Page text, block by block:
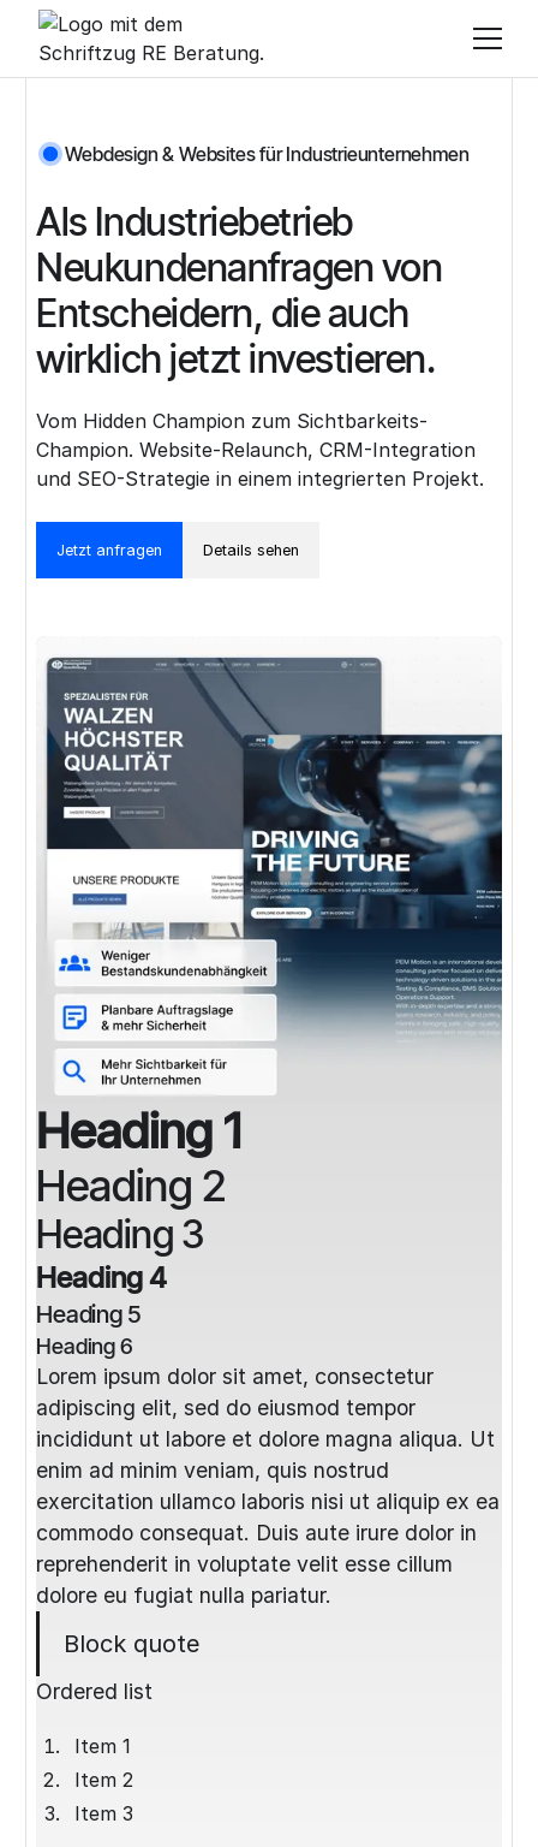
Webdesign & Websites für Industrieunternehmen
Als Industriebetrieb
Neukundenanfragen von
Entscheidern, die auch
wirklich jetzt investieren.
Vom Hidden Champion zum Sichtbarkeits-
Champion. Website-Relaunch, CRM-Integration
und SEO-Strategie in einem integrierten Projekt.
Jetzt anfragen Details sehen
Heading 1
Heading 2
Heading 3
Heading 4
Heading 5
Heading 6
Lorem ipsum dolor sit amet, consectetur
adipiscing elit, sed do eiusmod tempor
incididunt ut labore et dolore magna aliqua. Ut
enim ad minim veniam, quis nostrud
exercitation ullamco laboris nisi ut aliquip ex ea
commodo consequat. Duis aute irure dolor in
reprehenderit in voluptate velit esse cillum
dolore eu fugiat nulla pariatur.
Block quote
Ordered list
Item 1
Item 2
Item 3